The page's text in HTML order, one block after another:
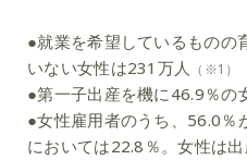
●就業を希望しているものの
いない女性は231万人 （※1）
●第一子出産を機に46.9％の
●女性雇用者のうち、56.0％
においては22.8％。女性は